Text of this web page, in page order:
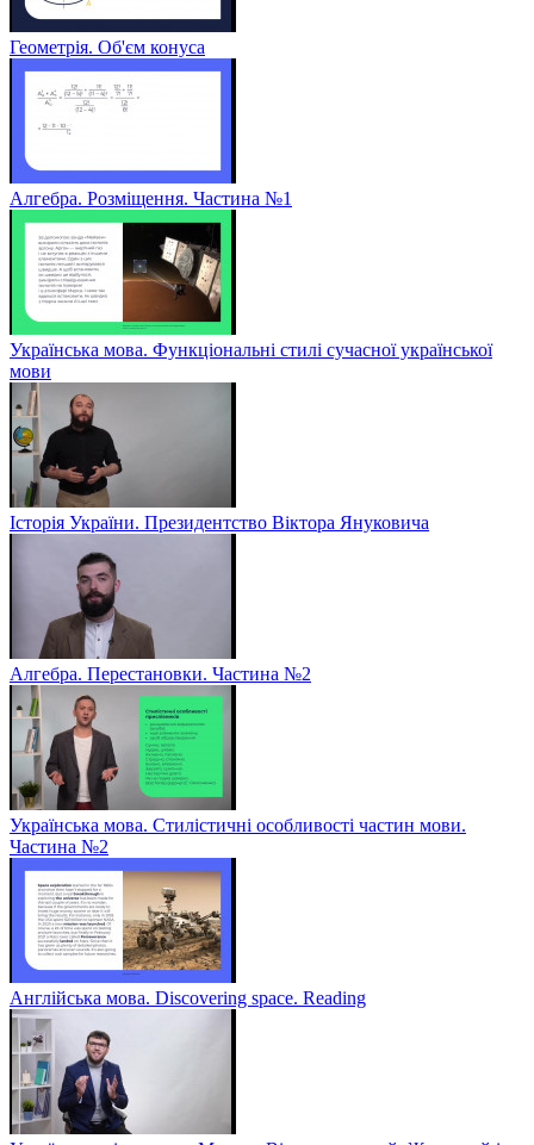
Геометрія. Об'єм конуса
Алгебра. Розміщення. Частина №1
Українська мова. Функціональні стилі сучасної української
мови
Історія України. Президентство Віктора Януковича
Алгебра. Перестановки. Частина №2
Українська мова. Стилістичні особливості частин мови.
Частина №2
Англійська мова. Discovering space. Reading